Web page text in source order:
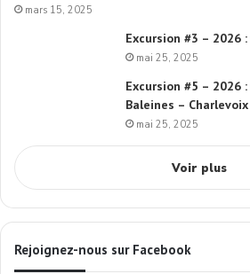
mars 15, 2025
Excursion #3 – 2026
mai 25, 2025
Excursion #5 – 2026
Baleines – Charlevoix
mai 25, 2025
Voir plus
Rejoignez-nous sur Facebook